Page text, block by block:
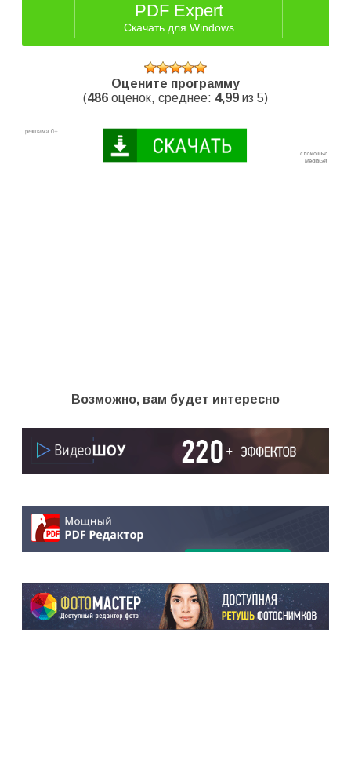
PDF Expert
Скачать для Windows
Оцените программу
(486 оценок, среднее: 4,99 из 5)
Возможно, вам будет интересно